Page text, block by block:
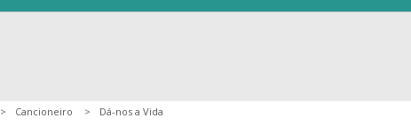
Cancioneiro Dá-nos a Vida